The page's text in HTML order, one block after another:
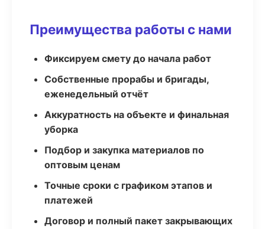
Преимущества работы с нами
Фиксируем смету до начала работ
Собственные прорабы и бригады,
еженедельный отчёт
Аккуратность на объекте и финальная
уборка
Подбор и закупка материалов по
оптовым ценам
Точные сроки с графиком этапов и
платежей
Договор и полный пакет закрывающих